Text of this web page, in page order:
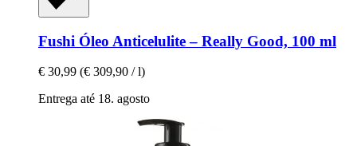
Fushi Óleo Anticelulite – Really Good, 100 ml
€ 30,99 (€ 309,90 / l)
Entrega até 18. agosto